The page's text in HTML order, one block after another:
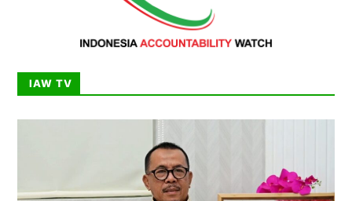
IAW TV